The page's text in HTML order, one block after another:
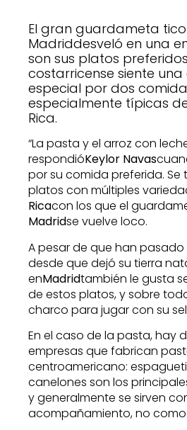
El gran guardameta
Madriddesveló en una
son sus platos
costarricense siente
especial por dos
especialmente típicas
Rica.
“La pasta y el arroz con
respondióKeylor Navas
por su comida preferida. Se
platos con múltiples
Ricacon los que el
Madridse vuelve loco.
A pesar de que han
desde que dejó su tierra
enMadridtambién le gusta
de estos platos, y sobre
charco para jugar con su
En el caso de la pasta, hay
empresas que fabrican
centroamericano:
canelones son los
y generalmente se sirven
acompañamiento, no